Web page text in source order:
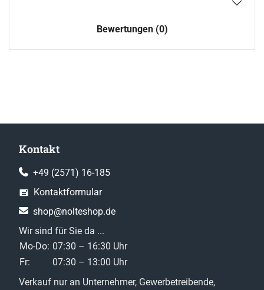
Bewertungen (0)
Kontakt
+49 (2571) 16-185
Kontaktformular
shop@nolteshop.de
Wir sind für Sie da ...
Mo-Do: 07:30 – 16:30 Uhr
Fr:
07:30 – 13:00 Uhr
Verkauf nur an Unternehmer, Gewerbetreibende,